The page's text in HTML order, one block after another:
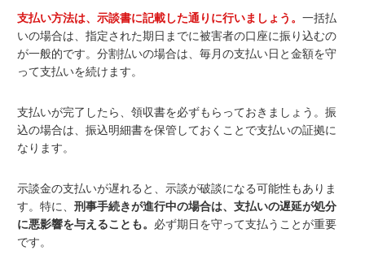
支払い方法は、示談書に記載した通りに行いましょう。一括払
いの場合は、指定された期日までに被害者の口座に振り込むの
が一般的です。分割払いの場合は、毎月の支払い日と金額を守
って支払いを続けます。
支払いが完了したら、領収書を必ずもらっておきましょう。振
込の場合は、振込明細書を保管しておくことで支払いの証拠に
なります。
示談金の支払いが遅れると、示談が破談になる可能性もありま
す。特に、刑事手続きが進行中の場合は、支払いの遅延が処分
に悪影響を与えることも。 必ず期日を守って支払うことが重要
です。